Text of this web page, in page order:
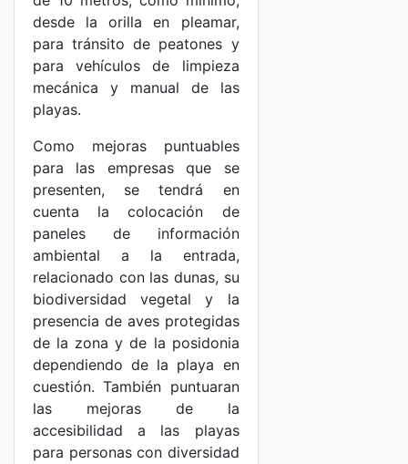
desde la orilla en pleamar,
para tránsito de peatones y
para vehículos de limpieza
mecánica y manual de las
playas.
Como mejoras puntuables
para las empresas que se
presenten, se tendrá en
cuenta la colocación de
paneles de información
ambiental a la entrada,
relacionado con las dunas, su
biodiversidad vegetal y la
presencia de aves protegidas
de la zona y de la posidonia
dependiendo de la playa en
cuestión. También puntuaran
las mejoras de la
accesibilidad a las playas
para personas con diversidad